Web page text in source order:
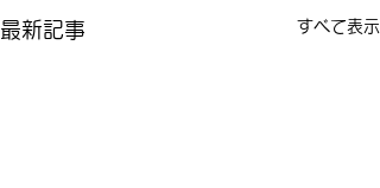
最新記事 すべて表示